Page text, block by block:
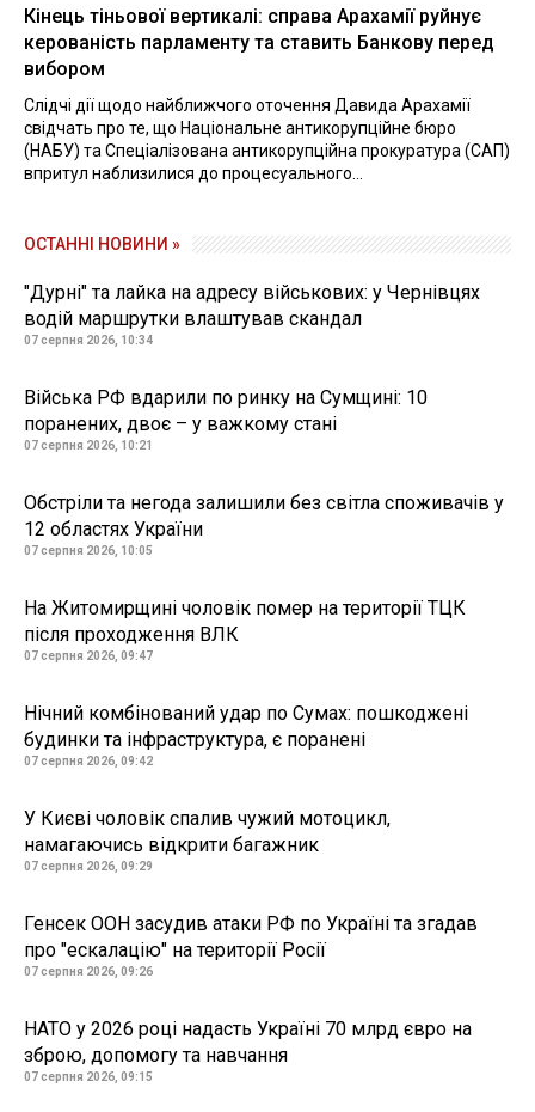
Кінець тіньової вертикалі: справа Арахамії руйнує
керованість парламенту та ставить Банкову перед
вибором
Слідчі дії щодо найближчого оточення Давида Арахамії
свідчать про те, що Національне антикорупційне бюро
(НАБУ) та Спеціалізована антикорупційна прокуратура (САП)
впритул наблизилися до процесуального...
ОСТАННІ НОВИНИ »
"Дурні" та лайка на адресу військових: у Чернівцях
водій маршрутки влаштував скандал
07 серпня 2026, 10:34
Війська РФ вдарили по ринку на Сумщині: 10
поранених, двоє – у важкому стані
07 серпня 2026, 10:21
Обстріли та негода залишили без світла споживачів у
12 областях України
07 серпня 2026, 10:05
На Житомирщині чоловік помер на території ТЦК
після проходження ВЛК
07 серпня 2026, 09:47
Нічний комбінований удар по Сумах: пошкоджені
будинки та інфраструктура, є поранені
07 серпня 2026, 09:42
У Києві чоловік спалив чужий мотоцикл,
намагаючись відкрити багажник
07 серпня 2026, 09:29
Генсек ООН засудив атаки РФ по Україні та згадав
про "ескалацію" на території Росії
07 серпня 2026, 09:26
НАТО у 2026 році надасть Україні 70 млрд євро на
зброю, допомогу та навчання
07 серпня 2026, 09:15